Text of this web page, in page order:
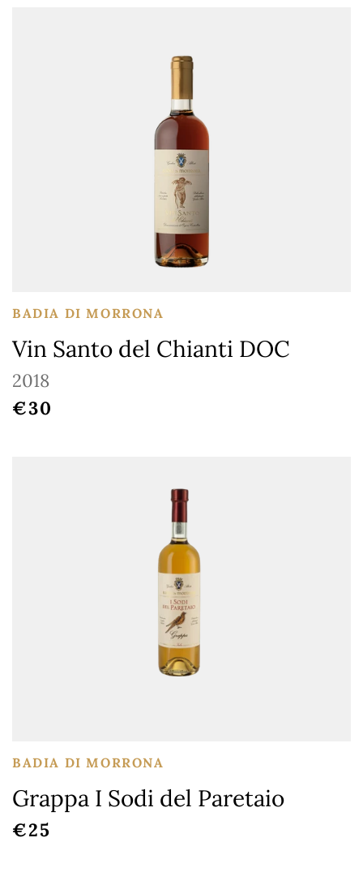
BADIA DI MORRONA
Vin Santo del Chianti DOC
2018
REGULAR PRICE
€30
BADIA DI MORRONA
Grappa I Sodi del Paretaio
REGULAR PRICE
€25